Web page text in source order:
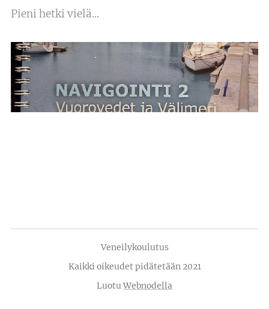
Pieni hetki vielä...
Veneilykoulutus
Kaikki oikeudet pidätetään 2021
LuotuWebnodella